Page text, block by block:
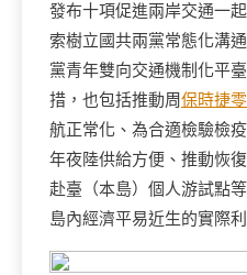
發布十項促進兩岸交通一
索樹立國共兩黨常態化溝
黨青年雙向交通機制化平
措，也包括推動周保時捷
航正常化、為合適檢驗檢
年夜陸供給方便、推動恢
赴臺（本島）個人游試點
島內經濟平易近生的實際利